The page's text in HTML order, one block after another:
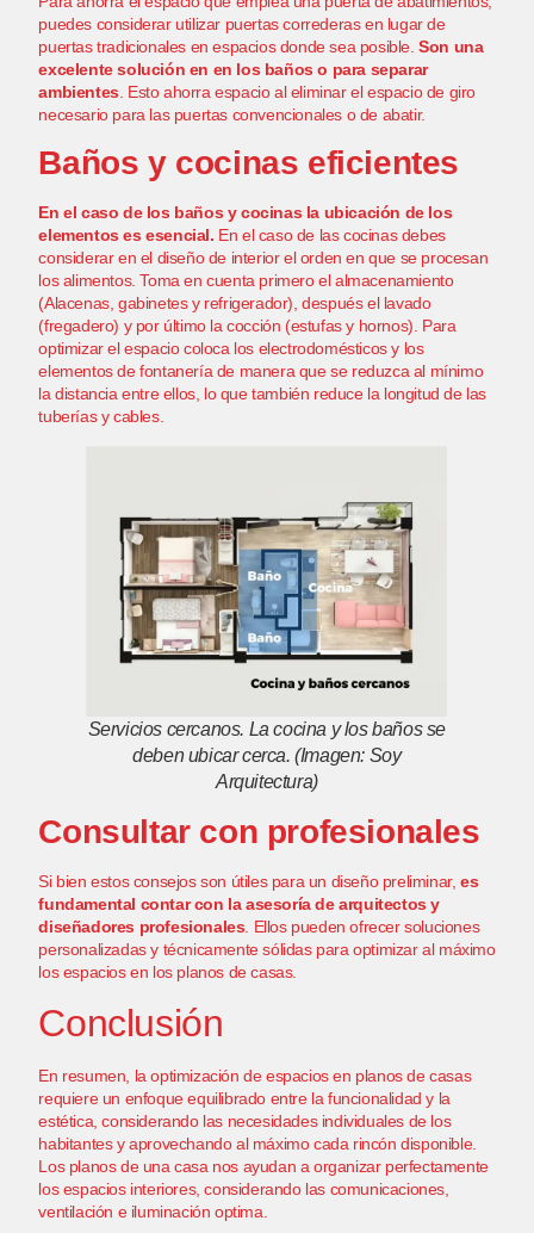
puedes considerar utilizar puertas correderas en lugar de
puertas tradicionales en espacios donde sea posible. Son una
excelente solución en en los baños o para separar
ambientes . Esto ahorra espacio al eliminar el espacio de giro
necesario para las puertas convencionales o de abatir.
Baños y cocinas eficientes
En el caso de los baños y cocinas la ubicación de los
elementos es esencial. En el caso de las cocinas debes
considerar en el diseño de interior el orden en que se procesan
los alimentos. Toma en cuenta primero el almacenamiento
(Alacenas, gabinetes y refrigerador), después el lavado
(fregadero) y por último la cocción (estufas y hornos). Para
optimizar el espacio coloca los electrodomésticos y los
elementos de fontanería de manera que se reduzca al mínimo
la distancia entre ellos, lo que también reduce la longitud de las
tuberías y cables.
Servicios cercanos. La cocina y los baños se
deben ubicar cerca. (Imagen: Soy
Arquitectura)
Consultar con profesionales
Si bien estos consejos son útiles para un diseño preliminar, es
fundamental contar con la asesoría de arquitectos y
diseñadores profesionales . Ellos pueden ofrecer soluciones
personalizadas y técnicamente sólidas para optimizar al máximo
los espacios en los planos de casas.
Conclusión
En resumen, la optimización de espacios en planos de casas
requiere un enfoque equilibrado entre la funcionalidad y la
estética, considerando las necesidades individuales de los
habitantes y aprovechando al máximo cada rincón disponible.
Los planos de una casa nos ayudan a organizar perfectamente
los espacios interiores, considerando las comunicaciones,
ventilación e iluminación optima.